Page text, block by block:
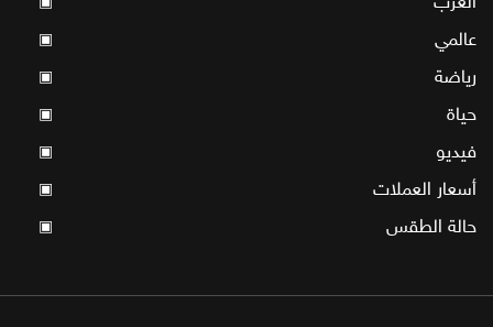
عالمي ▣
رياضة ▣
حياة ▣
فيديو ▣
أسعار العملات ▣
حالة الطقس ▣